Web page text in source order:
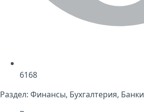
6168
Раздел: Финансы, Бухгалтерия, Банки